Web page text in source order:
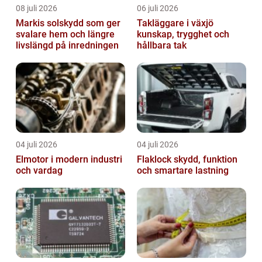
08 juli 2026
Markis solskydd som ger
svalare hem och längre
livslängd på inredningen
06 juli 2026
Takläggare i växjö
kunskap, trygghet och
hållbara tak
04 juli 2026
Elmotor i modern industri
och vardag
04 juli 2026
Flaklock skydd, funktion
och smartare lastning